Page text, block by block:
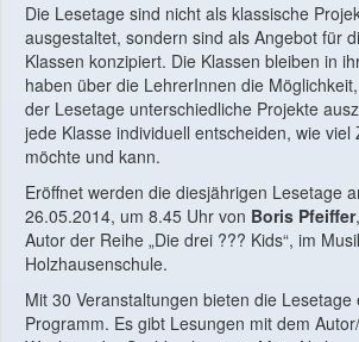
Die Lesetage sind nicht als klassische
ausgestaltet, sondern sind als Angebot für
Klassen konzipiert. Die Klassen bleiben in
haben über die LehrerInnen die
der Lesetage unterschiedliche Projekte
jede Klasse individuell entscheiden, wie viel
möchte und kann.
Eröffnet werden die diesjährigen Lesetage
26.05.2014, um 8.45 Uhr von Boris Pfeiffer
Autor der Reihe „Die drei ??? Kids“, im
Holzhausenschule.
Mit 30 Veranstaltungen bieten die
Programm. Es gibt Lesungen mit dem